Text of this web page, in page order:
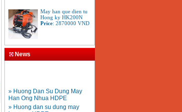
Hong ky HK200N
Price:2870000VND
Tay cat mo cat den cat
News
Han Ong Nhua HDPE
» Huong dan su dung may
han ong HDPE